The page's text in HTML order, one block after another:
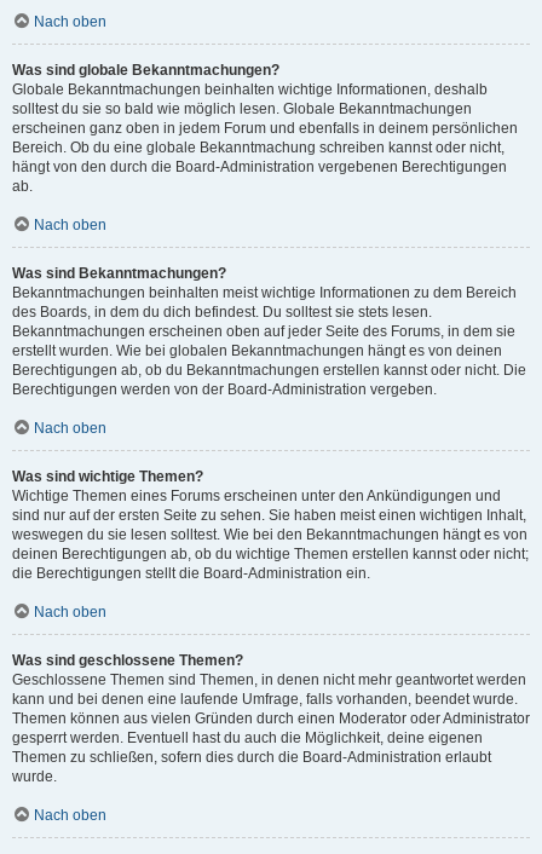
Nach oben
Was sind globale Bekanntmachungen?
Globale Bekanntmachungen beinhalten wichtige Informationen, deshalb
solltest du sie so bald wie möglich lesen. Globale Bekanntmachungen
erscheinen ganz oben in jedem Forum und ebenfalls in deinem persönlichen
Bereich. Ob du eine globale Bekanntmachung schreiben kannst oder nicht,
hängt von den durch die Board-Administration vergebenen Berechtigungen
ab.
Nach oben
Was sind Bekanntmachungen?
Bekanntmachungen beinhalten meist wichtige Informationen zu dem Bereich
des Boards, in dem du dich befindest. Du solltest sie stets lesen.
Bekanntmachungen erscheinen oben auf jeder Seite des Forums, in dem sie
erstellt wurden. Wie bei globalen Bekanntmachungen hängt es von deinen
Berechtigungen ab, ob du Bekanntmachungen erstellen kannst oder nicht. Die
Berechtigungen werden von der Board-Administration vergeben.
Nach oben
Was sind wichtige Themen?
Wichtige Themen eines Forums erscheinen unter den Ankündigungen und
sind nur auf der ersten Seite zu sehen. Sie haben meist einen wichtigen Inhalt,
weswegen du sie lesen solltest. Wie bei den Bekanntmachungen hängt es von
deinen Berechtigungen ab, ob du wichtige Themen erstellen kannst oder nicht;
die Berechtigungen stellt die Board-Administration ein.
Nach oben
Was sind geschlossene Themen?
Geschlossene Themen sind Themen, in denen nicht mehr geantwortet werden
kann und bei denen eine laufende Umfrage, falls vorhanden, beendet wurde.
Themen können aus vielen Gründen durch einen Moderator oder Administrator
gesperrt werden. Eventuell hast du auch die Möglichkeit, deine eigenen
Themen zu schließen, sofern dies durch die Board-Administration erlaubt
wurde.
Nach oben